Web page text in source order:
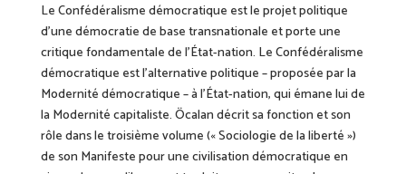
Le Confédéralisme démocratique estleprojet politique
d’une démocratie de base transnationale et porte une
critique fondamentale del’État-nation. Le Confédéralisme
démocratique est l’alternative politique –proposée par la
Modernité démocratique – àl’État-nation,qui émane lui de
la Modernité capitaliste. Öcalan décrit sa fonction et son
rôle dans le troisième volume (« Sociologie de la liberté »)
de son Manifestepour unecivilisation démocratique en